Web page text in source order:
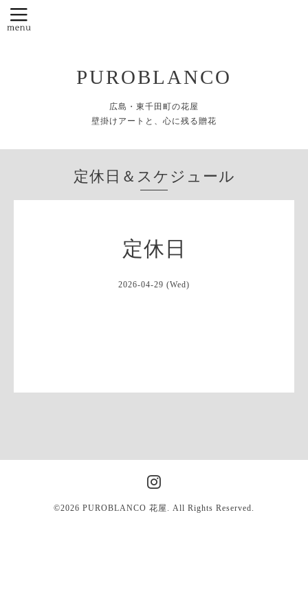
PUROBLANCO
広島・東千田町の花屋
壁掛けアートと、心に残る贈花
定休日＆スケジュール
定休日
2026-04-29 (Wed)
©2026 PUROBLANCO 花屋 . All Rights Reserved.